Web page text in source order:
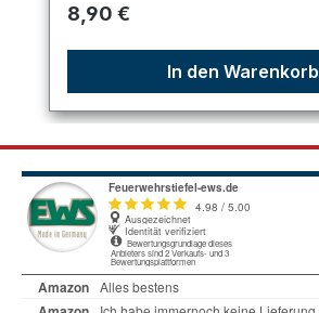
Regulärer Preis:
8,90 €
In den Warenkorb